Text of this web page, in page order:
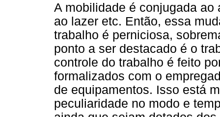
A mobilidade é conjugada
ao lazer etc. Então, essa
trabalho é perniciosa,
ponto a ser destacado é o
controle do trabalho é feito
formalizados com o
de equipamentos. Isso está
peculiaridade no modo e